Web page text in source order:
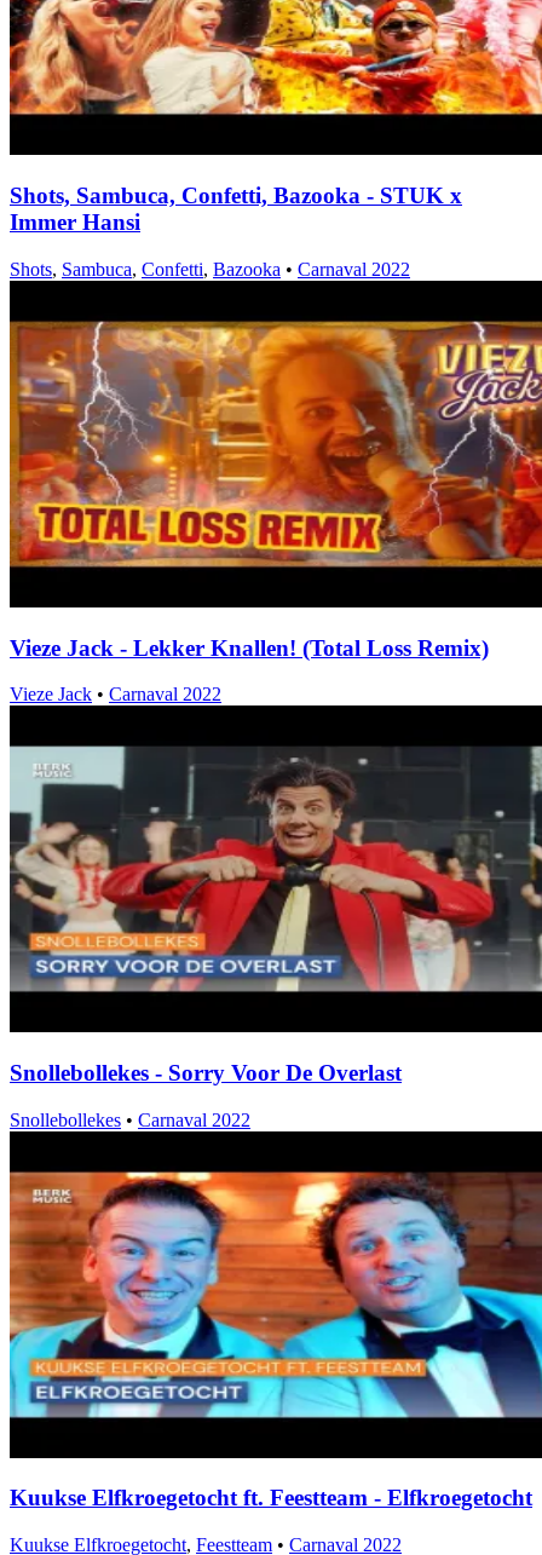
Shots, Sambuca, Confetti, Bazooka - STUK x
Immer Hansi
Shots, Sambuca, Confetti, Bazooka • Carnaval 2022
Vieze Jack - Lekker Knallen! (Total Loss Remix)
Vieze Jack • Carnaval 2022
Snollebollekes - Sorry Voor De Overlast
Snollebollekes • Carnaval 2022
Kuukse Elfkroegetocht ft. Feestteam - Elfkroegetocht
Kuukse Elfkroegetocht, Feestteam • Carnaval 2022